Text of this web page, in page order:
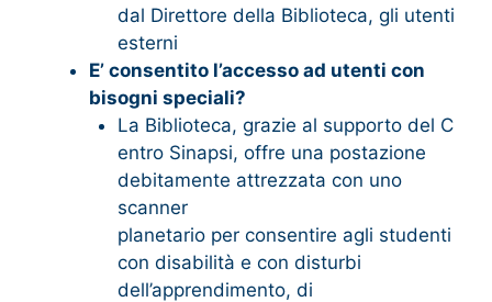
dal Direttore della Biblioteca, gli utenti
esterni
E’ consentito l’accesso ad utenti con
bisogni speciali?
La Biblioteca, grazie al supporto del C
entro Sinapsi, offre una postazione ​
debitamente attrezzata con uno
scanner
planetario per consentire agli studenti
con disabilità e con disturbi
dell’apprendimento, di ​